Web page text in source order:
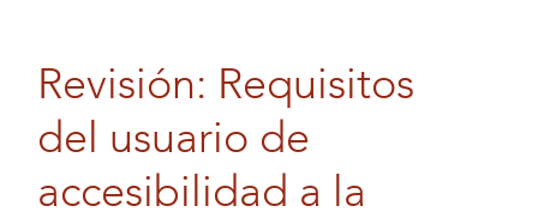
Revisión: Requisitos
del usuario de
accesibilidad a la